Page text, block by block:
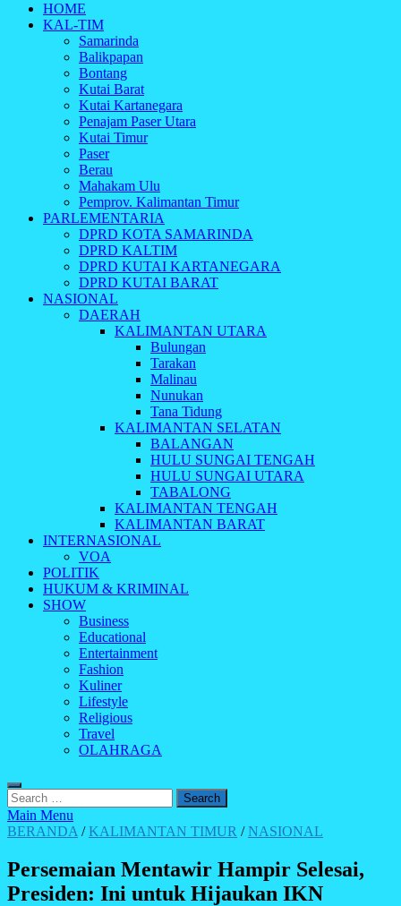
Indonesia Cyber
Media Cetak, Online & Streaming
HOME
KAL-TIM
Samarinda
Balikpapan
Bontang
Kutai Barat
Kutai Kartanegara
Penajam Paser Utara
Kutai Timur
Paser
Berau
Mahakam Ulu
Pemprov. Kalimantan Timur
PARLEMENTARIA
DPRD KOTA SAMARINDA
DPRD KALTIM
DPRD KUTAI KARTANEGARA
DPRD KUTAI BARAT
NASIONAL
DAERAH
KALIMANTAN UTARA
Bulungan
Tarakan
Malinau
Nunukan
Tana Tidung
KALIMANTAN SELATAN
BALANGAN
HULU SUNGAI TENGAH
HULU SUNGAI UTARA
TABALONG
KALIMANTAN TENGAH
KALIMANTAN BARAT
INTERNASIONAL
VOA
POLITIK
HUKUM & KRIMINAL
SHOW
Business
Educational
Entertainment
Fashion
Kuliner
Lifestyle
Religious
Travel
OLAHRAGA
Search
for:
Main Menu
BERANDA /KALIMANTAN TIMUR /NASIONAL
Persemaian Mentawir Hampir Selesai,
Presiden: Ini untuk Hijaukan IKN